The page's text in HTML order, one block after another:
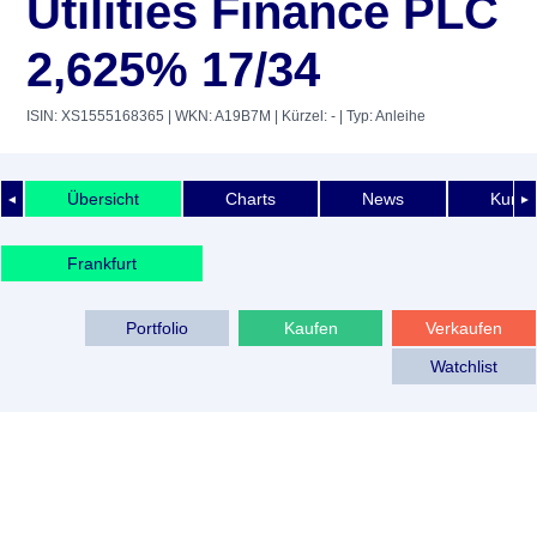
Utilities Finance PLC
2,625% 17/34
ISIN: XS1555168365 | WKN: A19B7M | Kürzel: - | Typ: Anleihe
◄ ►
Übersicht Charts News
Frankfurt
Verkaufen
Kaufen
Portfolio
Watchlist